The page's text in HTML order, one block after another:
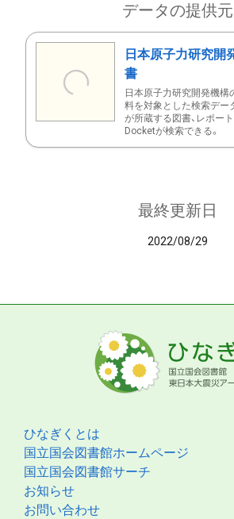
データの提供元
日本原子力研究開
書
日本原子力研究開発機構
料を対象とした検索デー
が所蔵する図書、レポート
Docketが検索できる。
最終更新日
2022/08/29
ひなぎくとは
国立国会図書館ホームページ
国立国会図書館サーチ
お知らせ
お問い合わせ